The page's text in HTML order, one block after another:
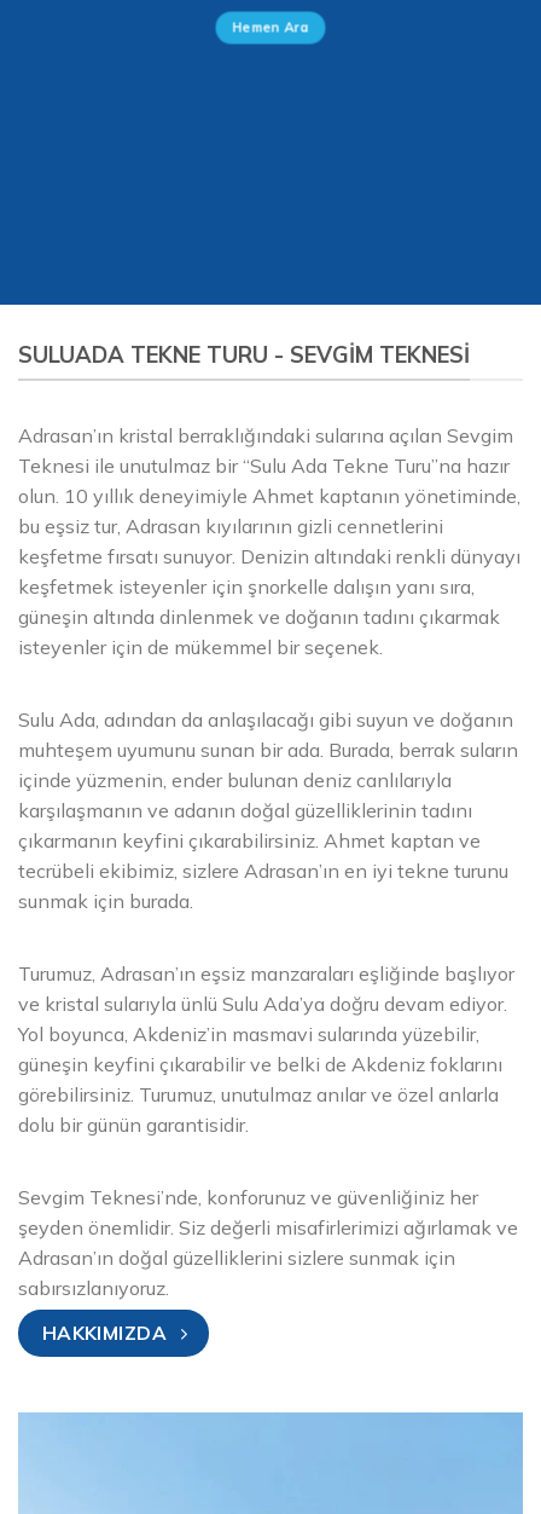
Hemen Ara
SULUADA TEKNE TURU - SEVGIM TEKNESI
Adrasan’ın kristal berraklığındaki sularına açılan Sevgim
Teknesi ile unutulmaz bir “Sulu Ada Tekne Turu”na hazır
olun. 10 yıllık deneyimiyle Ahmet kaptanın yönetiminde,
bu eşsiz tur, Adrasan kıyılarının gizli cennetlerini
keşfetme fırsatı sunuyor. Denizin altındaki renkli dünyayı
keşfetmek isteyenler için şnorkelle dalışın yanı sıra,
güneşin altında dinlenmek ve doğanın tadını çıkarmak
isteyenler için de mükemmel bir seçenek.
Sulu Ada, adından da anlaşılacağı gibi suyun ve doğanın
muhteşem uyumunu sunan bir ada. Burada, berrak suların
içinde yüzmenin, ender bulunan deniz canlılarıyla
karşılaşmanın ve adanın doğal güzelliklerinin tadını
çıkarmanın keyfini çıkarabilirsiniz. Ahmet kaptan ve
tecrübeli ekibimiz, sizlere Adrasan’ın en iyi tekne turunu
sunmak için burada.
Turumuz, Adrasan’ın eşsiz manzaraları eşliğinde başlıyor
ve kristal sularıyla ünlü Sulu Ada’ya doğru devam ediyor.
Yol boyunca, Akdeniz’in masmavi sularında yüzebilir,
güneşin keyfini çıkarabilir ve belki de Akdeniz foklarını
görebilirsiniz. Turumuz, unutulmaz anılar ve özel anlarla
dolu bir günün garantisidir.
Sevgim Teknesi’nde, konforunuz ve güvenliğiniz her
şeyden önemlidir. Siz değerli misafirlerimizi ağırlamak ve
Adrasan’ın doğal güzelliklerini sizlere sunmak için
sabırsızlanıyoruz.
HAKKIMIZDA